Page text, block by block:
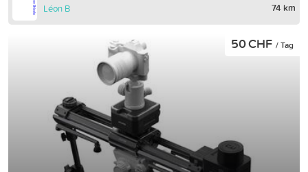
Léon B 74 km
50 CHF / Tag